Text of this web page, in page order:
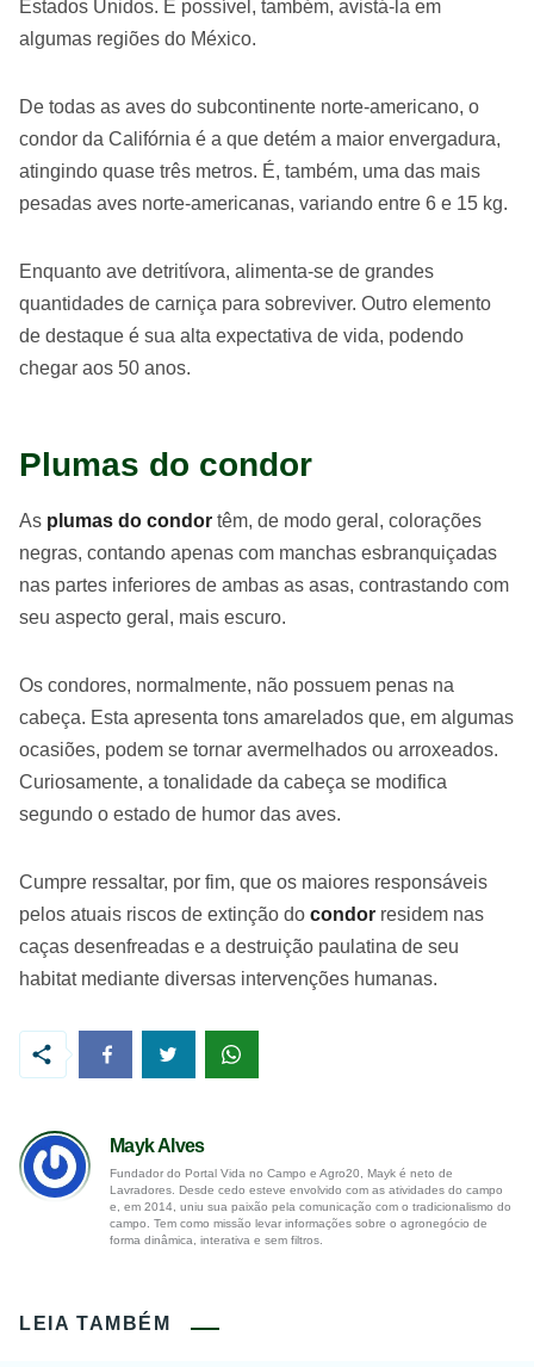
Estados Unidos. É possível, também, avistá-la em
algumas regiões do México.
De todas as aves do subcontinente norte-americano, o
condor da Califórnia é a que detém a maior envergadura,
atingindo quase três metros. É, também, uma das mais
pesadas aves norte-americanas, variando entre 6 e 15 kg.
Enquanto ave detritívora, alimenta-se de grandes
quantidades de carniça para sobreviver. Outro elemento
de destaque é sua alta expectativa de vida, podendo
chegar aos 50 anos.
Plumas do condor
As plumas do condor têm, de modo geral, colorações
negras, contando apenas com manchas esbranquiçadas
nas partes inferiores de ambas as asas, contrastando com
seu aspecto geral, mais escuro.
Os condores, normalmente, não possuem penas na
cabeça. Esta apresenta tons amarelados que, em algumas
ocasiões, podem se tornar avermelhados ou arroxeados.
Curiosamente, a tonalidade da cabeça se modifica
segundo o estado de humor das aves.
Cumpre ressaltar, por fim, que os maiores responsáveis
pelos atuais riscos de extinção do condor residem nas
caças desenfreadas e a destruição paulatina de seu
habitat mediante diversas intervenções humanas.
Mayk Alves
Fundador do Portal Vida no Campo e Agro20, Mayk é neto de
Lavradores. Desde cedo esteve envolvido com as atividades do campo
e, em 2014, uniu sua paixão pela comunicação com o tradicionalismo do
campo. Tem como missão levar informações sobre o agronegócio de
forma dinâmica, interativa e sem filtros.
LEIA TAMBÉM